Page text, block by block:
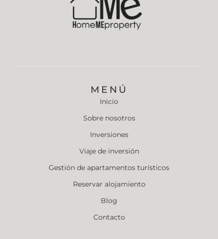
MENÚ
Inicio
Sobre nosotros
Inversiones
Viaje de inversión
Gestión de apartamentos turísticos
Reservar alojamiento
Blog
Contacto